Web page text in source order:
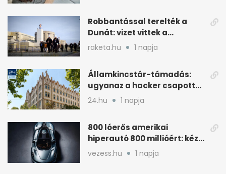
Robbantással terelték a
Dunát: vizet vittek a
cernavodai atomerőmű felé
raketa.hu 1 napja
Államkincstár-támadás:
ugyanaz a hacker csapott
le, mint Romániában
24.hu 1 napja
800 lóerős amerikai
hiperautó 800 millióért: kézi
váltóval jön
vezess.hu 1 napja